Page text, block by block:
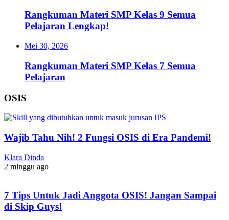
Rangkuman Materi SMP Kelas 9 Semua
Pelajaran Lengkap!
Mei 30, 2026
Rangkuman Materi SMP Kelas 7 Semua
Pelajaran
OSIS
Wajib Tahu Nih! 2 Fungsi OSIS di Era Pandemi!
Klara Dinda
2 minggu ago
7 Tips Untuk Jadi Anggota OSIS! Jangan Sampai
di Skip Guys!